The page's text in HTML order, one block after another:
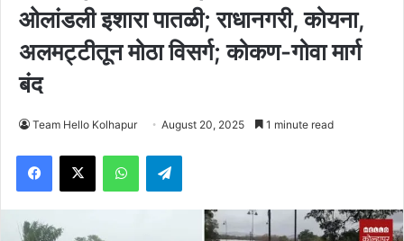
ओलांडली इशारा पातळी; राधानगरी, कोयना,
अलमट्टीतून मोठा विसर्ग; कोकण-गोवा मार्ग
बंद
Team Hello Kolhapur August 20, 2025 1 minute read
Facebook
X WhatsAppTelegram